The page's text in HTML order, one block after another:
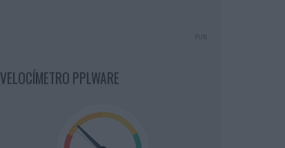
PUB
VELOCÍMETRO PPLWARE